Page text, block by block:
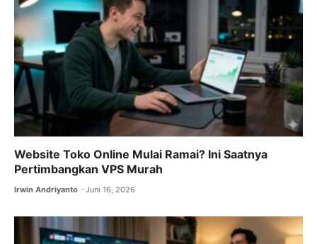
Website Toko Online Mulai Ramai? Ini Saatnya
Pertimbangkan VPS Murah
Irwin Andriyanto Juni 16, 2026